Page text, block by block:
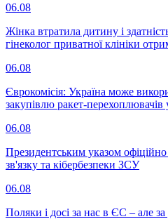
06.08
Жінка втратила дитину і
гінеколог приватної клініки
06.08
Єврокомісія: Україна може
закупівлю ракет-перехоплювачів
06.08
Президентським указом
зв'язку та кібербезпеки ЗСУ
06.08
Поляки і досі за нас в ЄС – але